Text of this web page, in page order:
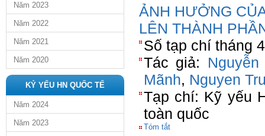
Năm 2023
Năm 2022
Năm 2021
Năm 2020
KỶ YẾU HN QUỐC TẾ
Năm 2024
Năm 2023
ẢNH HƯỞNG
LÊN THÀNH
Số tạp chí tháng
Tác giả:
Mãnh, Nguyen
Tạp chí: Kỹ yếu
toàn quốc
Tóm tắt